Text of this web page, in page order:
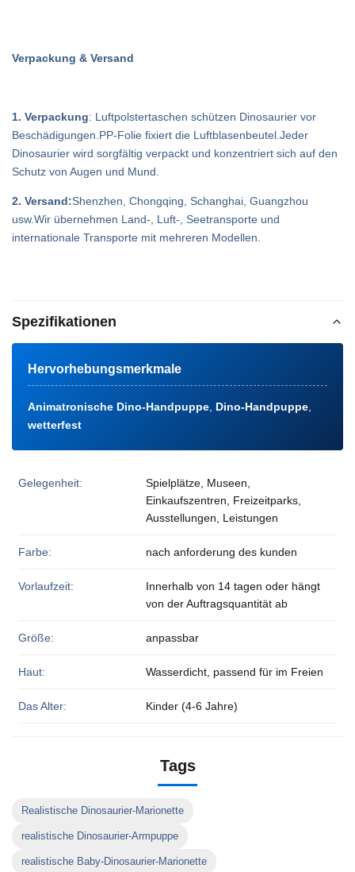
Verpackung & Versand
1. Verpackung: Luftpolstertaschen schützen Dinosaurier vor
Beschädigungen.PP-Folie fixiert die Luftblasenbeutel.Jeder
Dinosaurier wird sorgfältig verpackt und konzentriert sich auf den
Schutz von Augen und Mund.
2. Versand:Shenzhen, Chongqing, Schanghai, Guangzhou
usw.Wir übernehmen Land-, Luft-, Seetransporte und
internationale Transporte mit mehreren Modellen.
Spezifikationen
Hervorhebungsmerkmale
Animatronische Dino-Handpuppe Dino-Handpuppe
wetterfest
Gelegenheit:
Spielplätze, Museen,
Einkaufszentren, Freizeitparks,
Ausstellungen, Leistungen
Farbe: nach anforderung des kunden
Vorlaufzeit:
Innerhalb von 14 tagen oder hängt
von der Auftragsquantität ab
Größe: anpassbar
Haut: Wasserdicht, passend für im Freien
Das Alter: Kinder (4-6 Jahre)
Tags
Realistische Dinosaurier-Marionette
realistische Dinosaurier-Armpuppe
realistische Baby-Dinosaurier-Marionette